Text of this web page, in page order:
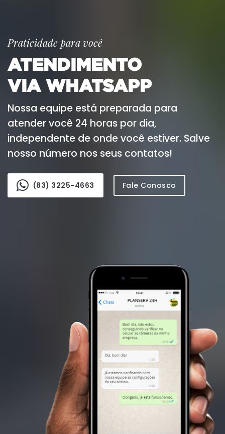
Praticidade para você
ATENDIMENTO
VIA WHATSAPP
Nossa equipe está preparada para
atender você 24 horas por dia,
independente de onde você estiver. Salve
nosso número nos seus contatos!
(83) 3225-4663 Fale Conosco